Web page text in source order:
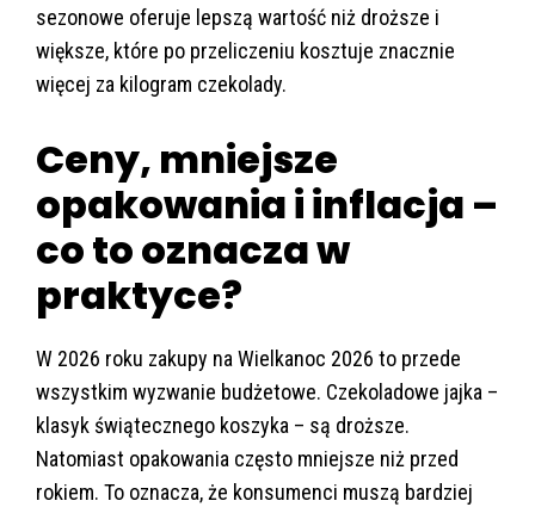
sezonowe oferuje lepszą wartość niż droższe i
większe, które po przeliczeniu kosztuje znacznie
więcej za kilogram czekolady.
Ceny, mniejsze
opakowania i inflacja –
co to oznacza w
praktyce?
W 2026 roku zakupy na Wielkanoc 2026 to przede
wszystkim wyzwanie budżetowe. Czekoladowe jajka –
klasyk świątecznego koszyka – są droższe.
Natomiast opakowania często mniejsze niż przed
rokiem. To oznacza, że konsumenci muszą bardziej